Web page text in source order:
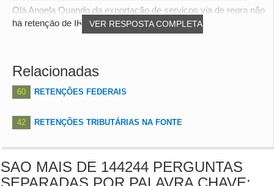
VER RESPOSTA COMPLETA
Olá Angela Quando da exportação de serviços via de regra não
há retenção de IR. Quando você paga...
Relacionadas
60 RETENÇÕES FEDERAIS
42 RETENÇÕES TRIBUTÁRIAS NA FONTE
SAO MAIS DE 144244 PERGUNTAS